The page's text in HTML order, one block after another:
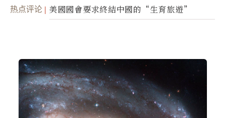
面入侵的可能性
热点评论 美國國會要求終結中國的“生育旅遊”